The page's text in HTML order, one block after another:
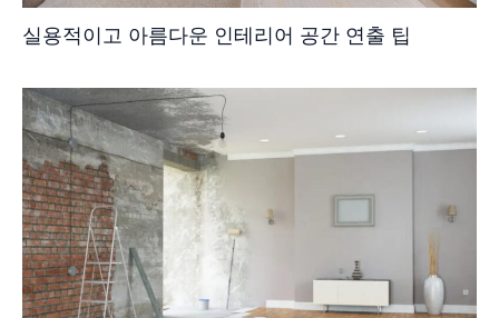
실용적이고 아름다운 인테리어 공간 연출 팁